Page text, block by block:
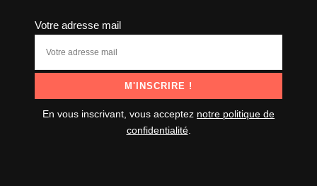
Votre adresse mail
En vous inscrivant, vous acceptez notre politique de
confidentialité.